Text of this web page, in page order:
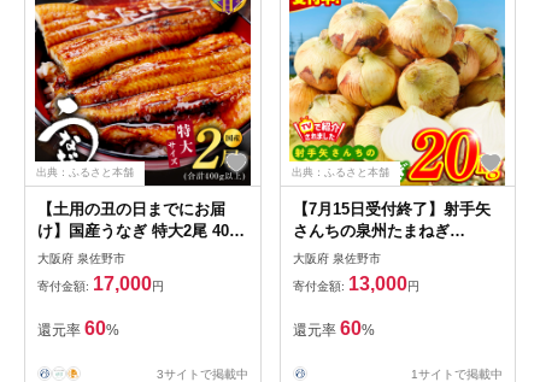
出典：ふるさと本舗
【土用の丑の日までにお届
け】国産うなぎ 特大2尾 400g
以上【特製タレ付 蒲焼 鰻 ウ
ナギ 炭火焼き 備長炭 手焼き
レンジ 温めるだけ 簡単調
理】 kgp0022-1d
大阪府 泉佐野市
寄付金額: 17,000円
還元率 60%
3サイトで掲載中
出典：ふるさと本舗
【7月15日受付終了】射手矢
さんちの泉州たまねぎ
20kg【玉ねぎ タマネギ 玉葱
甘い 野菜 国産 期間限定 オニ
オン スライス サラダ カレー
シチュー バーベキュー BBQ
肉じゃが】 G368
大阪府 泉佐野市
寄付金額: 13,000円
還元率 60%
1サイトで掲載中